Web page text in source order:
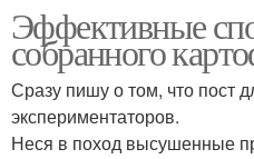
Эффективные
собранного
Сразу пишу о том, что пост
экспериментаторов.
Неся в поход высушенные